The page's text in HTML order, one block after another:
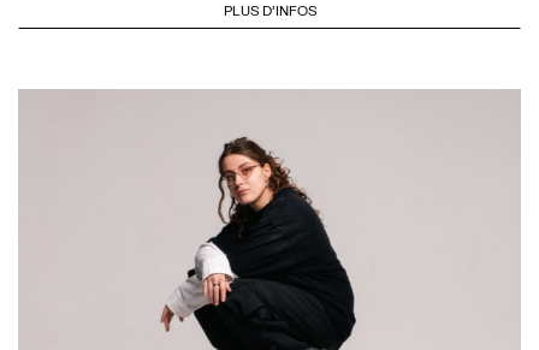
PLUS D'INFOS